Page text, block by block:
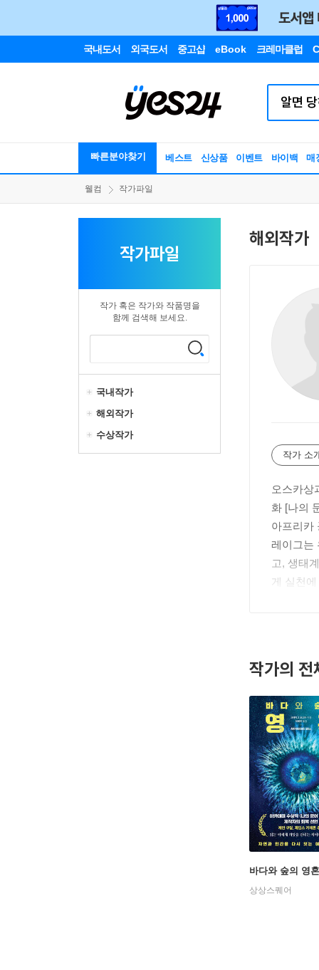
국내도서 외국도서 중고샵 eBook 크레마클럽
빠른분야찾기 베스트 신상품 이벤트 바이백 매
웰컴 작가파일
작가파일
작가 혹은 작가와 작품명을
함께 검색해 보세요.
국내작가
해외작가
수상작가
해외작가
작가 소
오스카상
화 [나의
아프리카
레이그는
고, 생태
게 실천
고 있다.
작가의 전
바다와 숲의 영혼
상상스퀘어